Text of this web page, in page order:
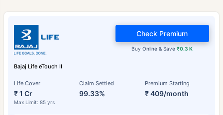
Bajaj Life eTouch II
Life Cover
₹ 1 Cr
Max Limit: 85 yrs
Claim Settled
99.33%
Premium Starting
₹ 409/month
Buy Online & Save₹0.3 K
Check Premium